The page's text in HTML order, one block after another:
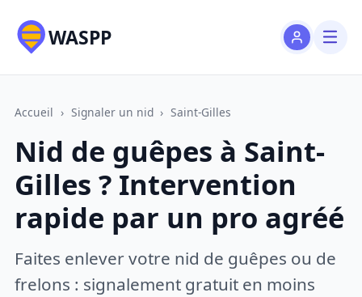
WASPP
Accueil › Signaler un nid › Saint-Gilles
Nid de guêpes à Saint-
Gilles ? Intervention
rapide par un pro agréé
Faites enlever votre nid de guêpes ou de
frelons : signalement gratuit en moins